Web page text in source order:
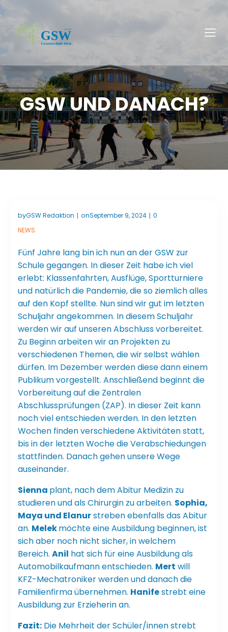
GSW UND DANACH?
byGSW Redaktion | onSeptember 9, 2024 | 0
NEWS
Fünf Jahre lang bin ich nun an der GSW zur
Schule gegangen. In dieser Zeit habe ich viel
erlebt: Klassenfahrten, Ausflüge, Sportturniere
und natürlich die Pandemie, die so ziemlich alles
auf den Kopf stellte. Nun sind wir gut im letzten
Schuljahr angekommen. In diesem Schuljahr
werden wir auf unseren Abschluss vorbereitet.
Zu Beginn arbeiten wir an Projekten zu
verschiedenen Themen, die wir selbst wählen
dürfen. Im Dezember werden diese dann einem
Publikum vorgestellt. Anschließend beginnt die
Vorbereitung auf die Zentralen
Abschlussprüfungen (ZAP). In dieser Zeit kann
noch viel entschieden werden. In den letzten
Wochen finden verschiedene Aktivitäten statt,
bis in der letzten Woche die Verabschiedungen
stattfinden. Danach gehen unsere Wege
auseinander.
Sienna plant, nach dem Abitur Medizin zu
studieren und als Chirurgin zu arbeiten. Sophia,
Maya und Elanurstreben ebenfalls das Abitur
an. Melekmöchte eine Ausbildung beginnen, ist
sich aber noch nicht sicher, in welchem
Bereich. Anil hat sich für eine Ausbildung als
Automobilkaufmann entschieden. Mert will
KFZ-Mechatroniker werden und danach die
Familienfirma übernehmen. Hanifestrebt eine
Ausbildung zur Erzieherin an.
Fazit: Die Mehrheit der Schüler/innen strebt